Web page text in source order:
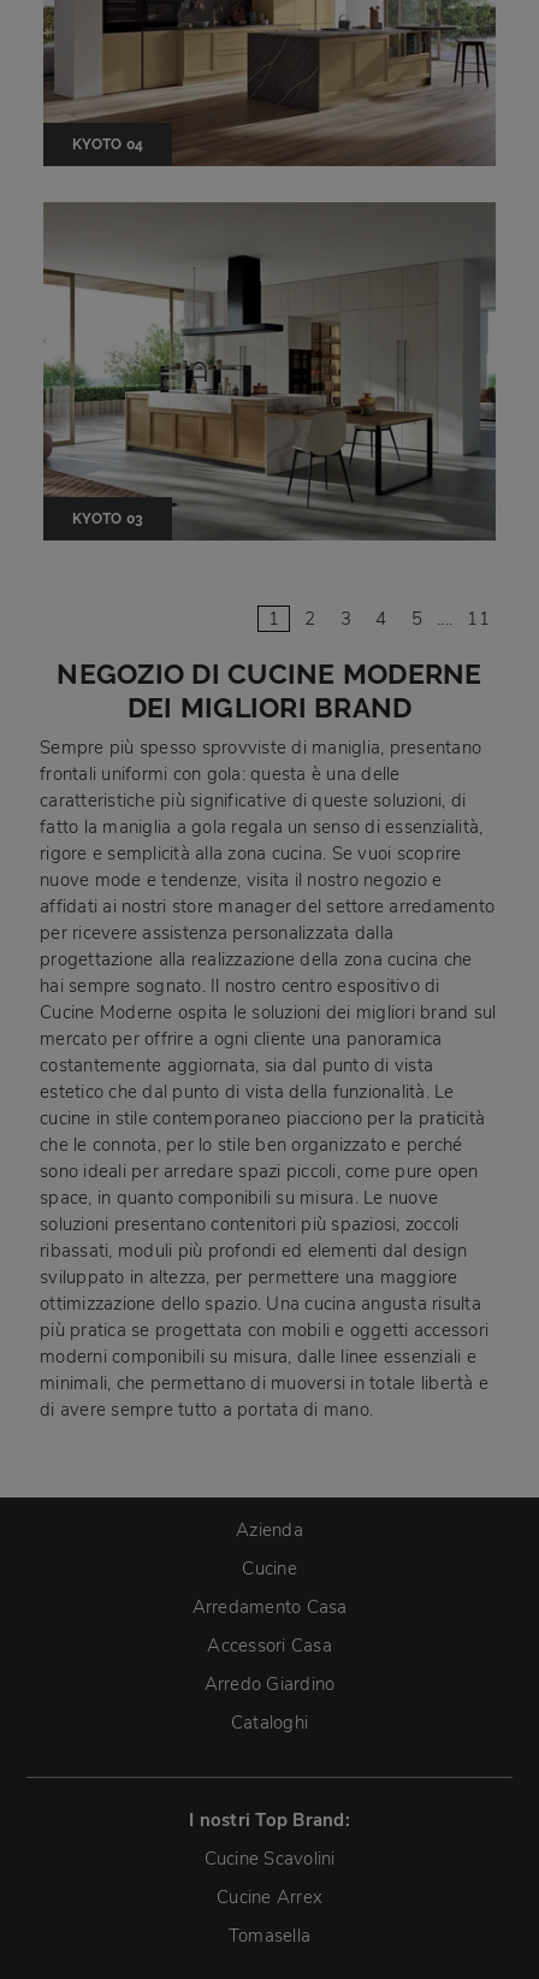
KYOTO 04
KYOTO 03
1 2 3 4 5 .... 11
NEGOZIO DI CUCINE MODERNE
DEI MIGLIORI BRAND
Sempre più spesso sprovviste di maniglia, presentano
frontali uniformi con gola: questa è una delle
caratteristiche più significative di queste soluzioni, di
fatto la maniglia a gola regala un senso di essenzialità,
rigore e semplicità alla zona cucina. Se vuoi scoprire
nuove mode e tendenze, visita il nostro negozio e
affidati ai nostri store manager del settore arredamento
per ricevere assistenza personalizzata dalla
progettazione alla realizzazione della zona cucina che
hai sempre sognato. Il nostro centro espositivo di
Cucine Moderne ospita le soluzioni dei migliori brand sul
mercato per offrire a ogni cliente una panoramica
costantemente aggiornata, sia dal punto di vista
estetico che dal punto di vista della funzionalità. Le
cucine in stile contemporaneo piacciono per la praticità
che le connota, per lo stile ben organizzato e perché
sono ideali per arredare spazi piccoli, come pure open
space, in quanto componibili su misura. Le nuove
soluzioni presentano contenitori più spaziosi, zoccoli
ribassati, moduli più profondi ed elementi dal design
sviluppato in altezza, per permettere una maggiore
ottimizzazione dello spazio. Una cucina angusta risulta
più pratica se progettata con mobili e oggetti accessori
moderni componibili su misura, dalle linee essenziali e
minimali, che permettano di muoversi in totale libertà e
di avere sempre tutto a portata di mano.
Azienda
Cucine
Arredamento Casa
Accessori Casa
Arredo Giardino
Cataloghi
I nostri Top Brand:
Cucine Scavolini
Cucine Arrex
Tomasella